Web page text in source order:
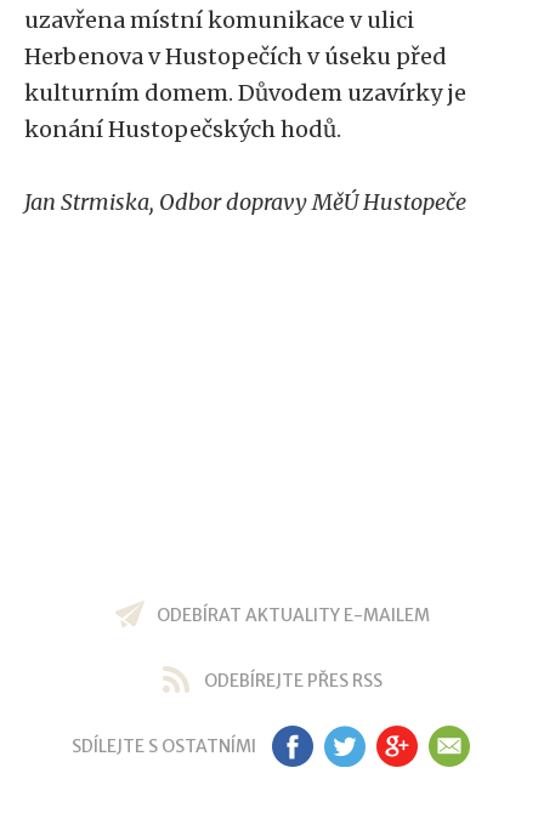
uzavřena místní komunikace v ulici
Herbenova v Hustopečích v úseku před
kulturním domem. Důvodem uzavírky je
konání Hustopečských hodů.
Jan Strmiska, Odbor dopravy MěÚ Hustopeče
ODEBÍRAT AKTUALITY E-MAILEM
ODEBÍREJTE PŘES RSS
SDÍLEJTE S OSTATNÍMI FB TW GP EM